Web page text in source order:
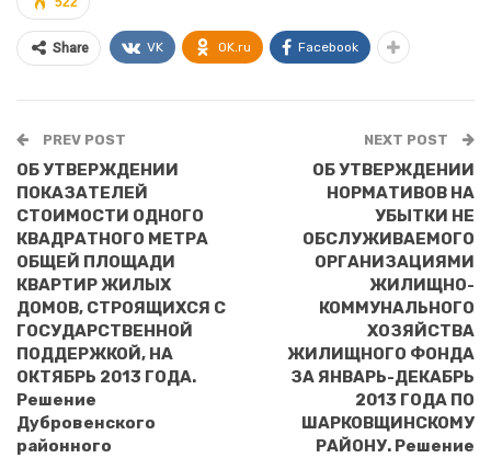
Share VK OK.ru Facebook
PREV POST
ОБ УТВЕРЖДЕНИИ
ПОКАЗАТЕЛЕЙ
СТОИМОСТИ ОДНОГО
КВАДРАТНОГО МЕТРА
ОБЩЕЙ ПЛОЩАДИ
КВАРТИР ЖИЛЫХ
ДОМОВ, СТРОЯЩИХСЯ С
ГОСУДАРСТВЕННОЙ
ПОДДЕРЖКОЙ, НА
ОКТЯБРЬ 2013 ГОДА.
Решение
Дубровенского
районного
NEXT POST
ОБ УТВЕРЖДЕНИИ
НОРМАТИВОВ НА
УБЫТКИ НЕ
ОБСЛУЖИВАЕМОГО
ОРГАНИЗАЦИЯМИ
ЖИЛИЩНО-
КОММУНАЛЬНОГО
ХОЗЯЙСТВА
ЖИЛИЩНОГО ФОНДА
ЗА ЯНВАРЬ-ДЕКАБРЬ
2013 ГОДА ПО
ШАРКОВЩИНСКОМУ
РАЙОНУ. Решение